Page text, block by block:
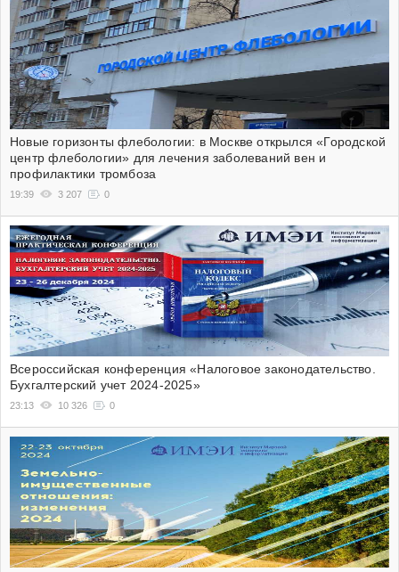
Новые горизонты флебологии: в Москве открылся «Городской
центр флебологии» для лечения заболеваний вен и
профилактики тромбоза
19:39 3 207 0
Всероссийская конференция «Налоговое законодательство.
Бухгалтерский учет 2024-2025»
23:13 10 326 0